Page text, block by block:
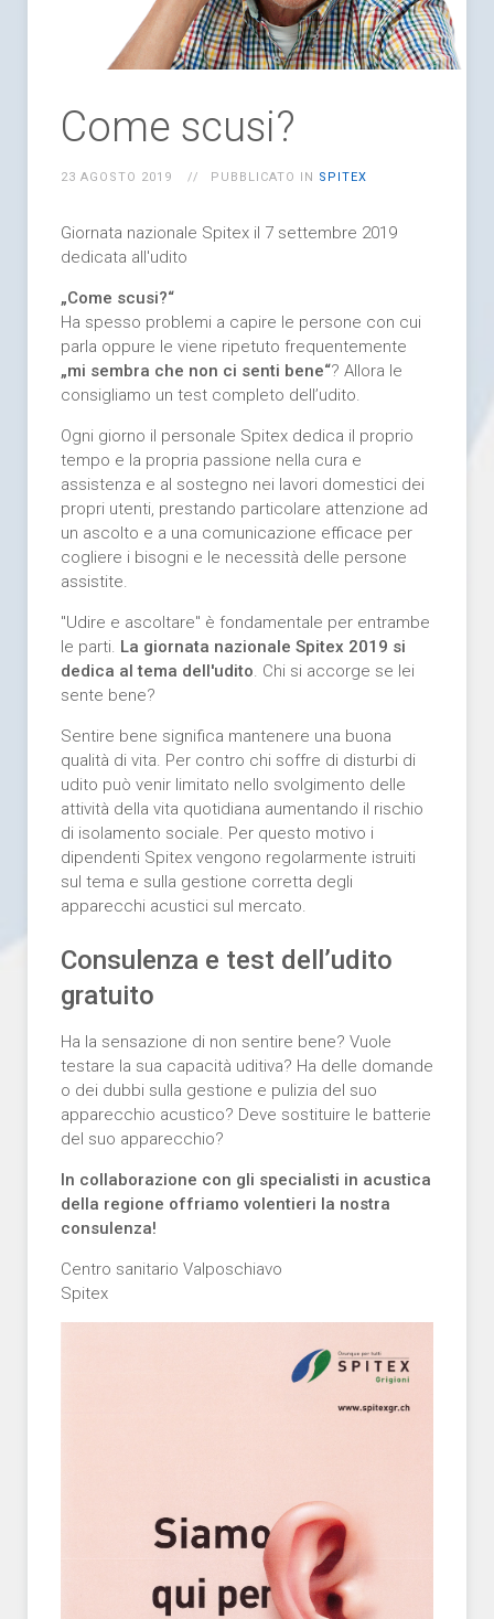
Come scusi?
23 AGOSTO 2019 PUBBLICATO IN SPITEX
Giornata nazionale Spitex il 7 settembre 2019
dedicata all'udito
„Come scusi?“
Ha spesso problemi a capire le persone con cui
parla oppure le viene ripetuto frequentemente
„mi sembra che non ci senti bene“? Allora le
consigliamo un test completo dell’udito.
Ogni giorno il personale Spitex dedica il proprio
tempo e la propria passione nella cura e
assistenza e al sostegno nei lavori domestici dei
propri utenti, prestando particolare attenzione ad
un ascolto e a una comunicazione efficace per
cogliere i bisogni e le necessità delle persone
assistite.
"Udire e ascoltare" è fondamentale per entrambe
le parti. La giornata nazionale Spitex 2019 si
dedica al tema dell'udito. Chi si accorge se lei
sente bene?
Sentire bene significa mantenere una buona
qualità di vita. Per contro chi soffre di disturbi di
udito può venir limitato nello svolgimento delle
attività della vita quotidiana aumentando il rischio
di isolamento sociale. Per questo motivo i
dipendenti Spitex vengono regolarmente istruiti
sul tema e sulla gestione corretta degli
apparecchi acustici sul mercato.
Consulenza e test dell’udito
gratuito
Ha la sensazione di non sentire bene? Vuole
testare la sua capacità uditiva? Ha delle domande
o dei dubbi sulla gestione e pulizia del suo
apparecchio acustico? Deve sostituire le batterie
del suo apparecchio?
In collaborazione con gli specialisti in acustica
della regione offriamo volentieri la nostra
consulenza!
Centro sanitario Valposchiavo
Spitex